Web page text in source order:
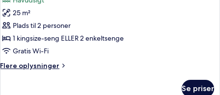
billeder
af
Dobbeltværelse
-
havudsigt
25 m²
Plads til 2 personer
1 kingsize-seng ELLER 2 enkeltsenge
Gratis Wi-Fi
Flere oplysninger
Flere
Se priser